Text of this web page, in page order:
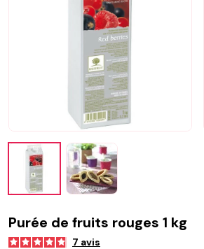
Purée de fruits rouges 1 kg
7 avis